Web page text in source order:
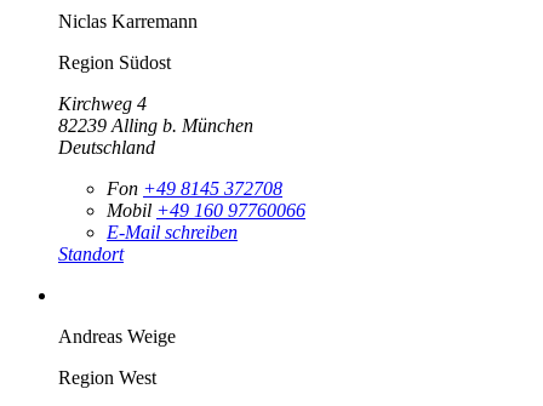
Niclas Karremann
Region Südost
Kirchweg 4
82239 Alling b. München
Deutschland
Fon +49 8145 372708
Mobil +49 160 97760066
E-Mail schreiben
Standort
Andreas Weige
Region West